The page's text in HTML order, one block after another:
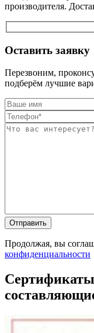
производителя.
Оставить заявку
Перезвоним,
подберём лучшие
Продолжая, вы
конфиденциальности
Сертификаты